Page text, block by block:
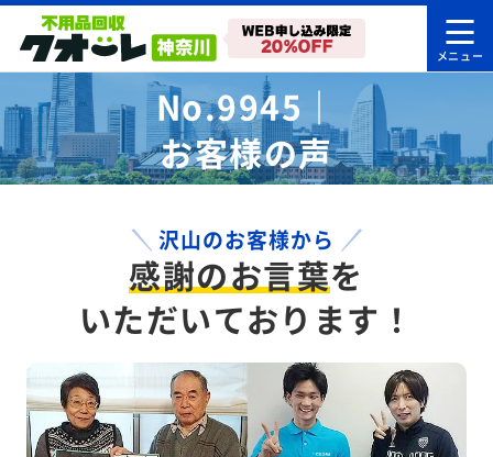
No.9945｜
お客様の声
沢山のお客様から
感謝のお言葉を
いただいております！